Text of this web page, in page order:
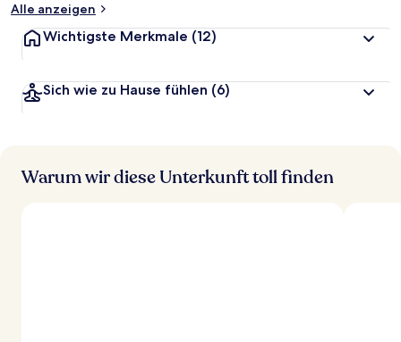
Alle anzeigen
Wichtigste Merkmale (12)
Sich wie zu Hause fühlen (6)
Warum wir diese Unterkunft toll finden